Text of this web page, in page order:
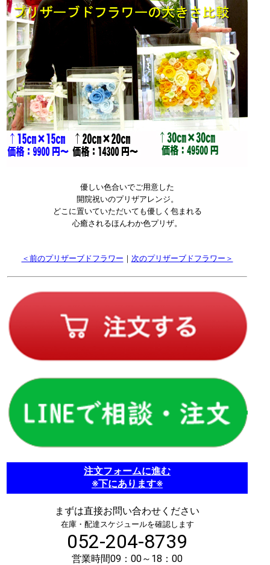
優しい色合いでご用意した
開院祝いのプリザアレンジ。
どこに置いていただいても優しく包まれる
心癒されるほんわか色プリザ。
＜前のプリザーブドフラワー ｜ 次のプリザーブドフラワー＞
注文フォームに進む
※下にあります※
まずは直接お問い合わせください
在庫・配達スケジュールを確認します
052-204-8739
営業時間09：00～18：00